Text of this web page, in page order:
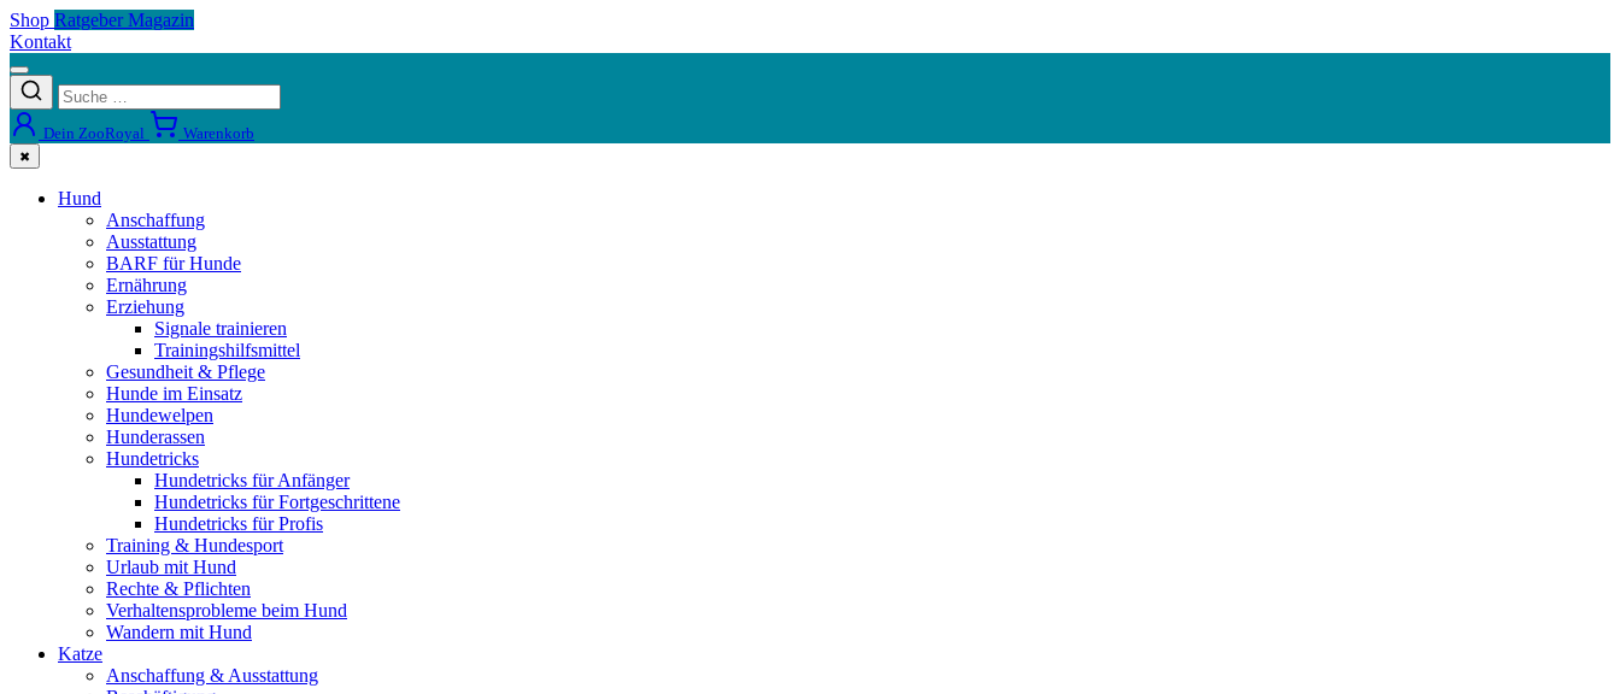
Shop Ratgeber Magazin
Kontakt
Dein ZooRoyal Warenkorb
✖
Hund
Anschaffung
Ausstattung
BARF für Hunde
Ernährung
Erziehung
Signale trainieren
Trainingshilfsmittel
Gesundheit & Pflege
Hunde im Einsatz
Hundewelpen
Hunderassen
Hundetricks
Hundetricks für Anfänger
Hundetricks für Fortgeschrittene
Hundetricks für Profis
Training & Hundesport
Urlaub mit Hund
Rechte & Pflichten
Verhaltensprobleme beim Hund
Wandern mit Hund
Katze
Anschaffung & Ausstattung